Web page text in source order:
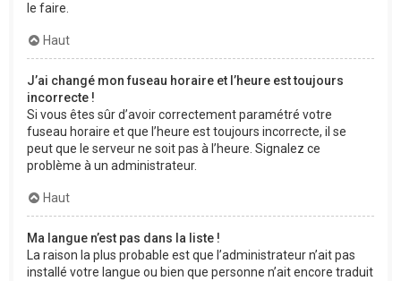
le faire.
Haut
J’ai changé mon fuseau horaire et l’heure est toujours
incorrecte !
Si vous êtes sûr d’avoir correctement paramétré votre
fuseau horaire et que l’heure est toujours incorrecte, il se
peut que le serveur ne soit pas à l’heure. Signalez ce
problème à un administrateur.
Haut
Ma langue n’est pas dans la liste !
La raison la plus probable est que l’administrateur n’ait pas
installé votre langue ou bien que personne n’ait encore traduit